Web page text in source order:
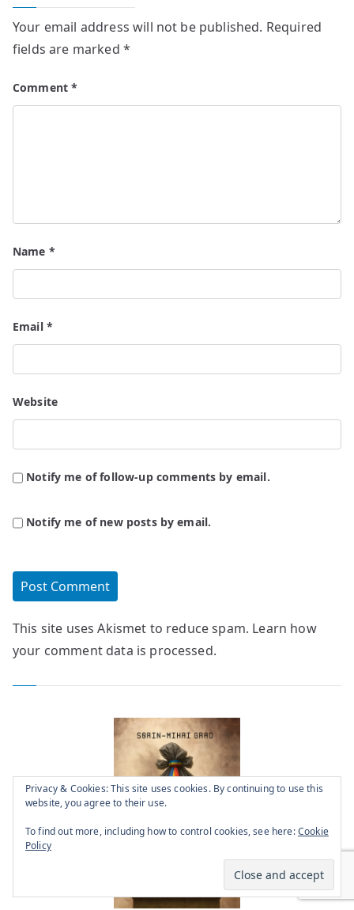
Your email address will not be published. Required
fields are marked *
Comment*
Name *
Email *
Website
Notify me of follow-up comments by email.
Notify me of new posts by email.
This site uses Akismet to reduce spam. Learn how
your comment data is processed.
Privacy & Cookies: This site uses cookies. By continuing to use this
website, you agree to their use.
To find out more, including how to control cookies, see here:Cookie
Policy